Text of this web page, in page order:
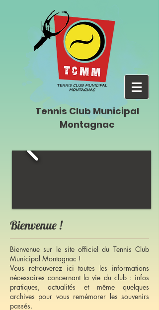
Tennis Club Municipal
Montagnac
Bienvenue !
Bienvenue sur le site officiel du Tennis Club
Municipal Montagnac !
Vous retrouverez ici toutes les informations
nécessaires concernant la vie du club : infos
pratiques, actualités et même quelques
archives pour vous remémorer les souvenirs
passés.